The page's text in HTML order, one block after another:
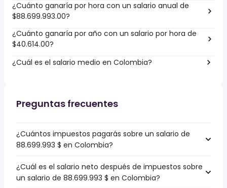
¿Cuánto ganaría por hora con un salario anual de
$88.699.993.00?
¿Cuánto ganaría por año con un salario por hora de
$40.614.00?
¿Cuál es el salario medio en Colombia?
Preguntas frecuentes
¿Cuántos impuestos pagarás sobre un salario de
88.699.993 $ en Colombia?
¿Cuál es el salario neto después de impuestos sobre
un salario de 88.699.993 $ en Colombia?